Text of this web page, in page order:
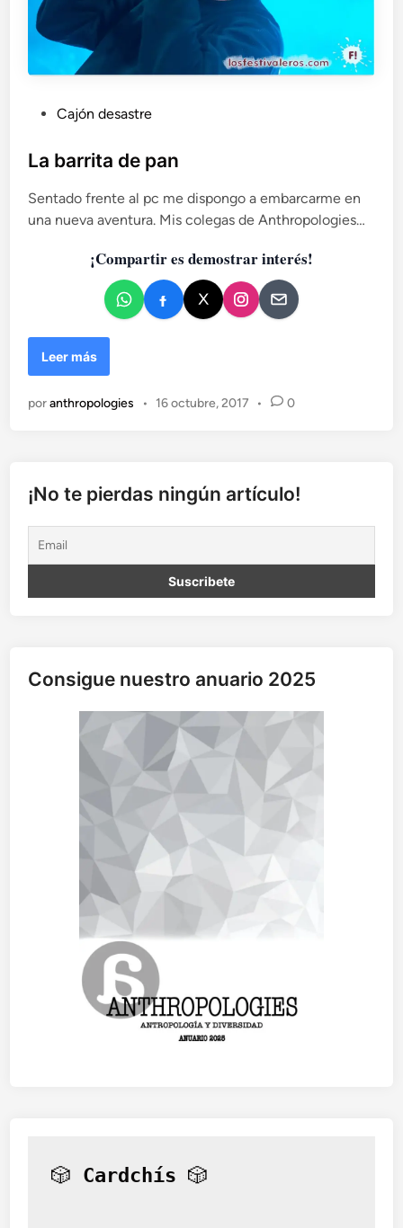
b
i
c
Cajón desastre
La barrita de pan
Sentado frente al pc me dispongo a embarcarme en
una nueva aventura. Mis colegas de Anthropologies…
¡Compartir es demostrar interés!
L
a
a
t
d
e
p
n
Leer más
poranthropologies • 16 octubre, 2017 • 0
¡No te pierdas ningún artículo!
Consigue nuestro anuario 2025
🎲 Cardchís 🎲